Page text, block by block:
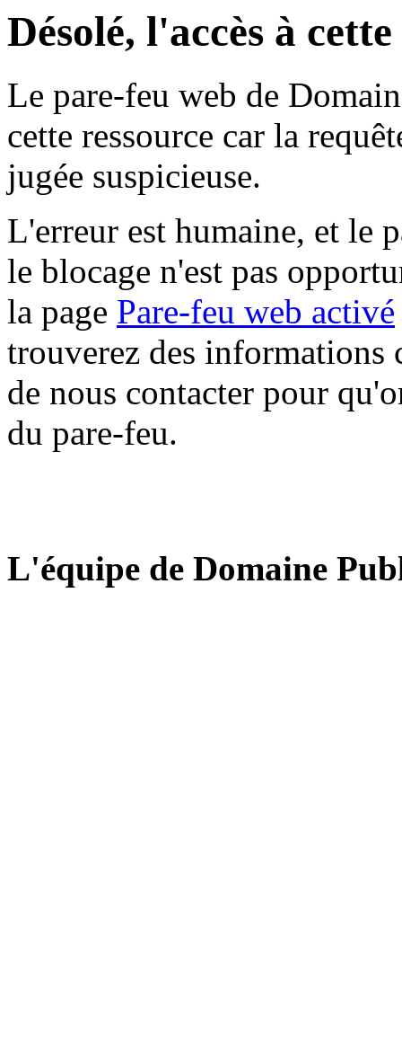
Désolé, l'accès à
Le pare-feu web de
cette ressource car la
jugée suspicieuse.
L'erreur est humaine, et le
le blocage n'est pas
la page Pare-feu web activé
trouverez des informations
de nous contacter pour
du pare-feu.
L'équipe de Domaine